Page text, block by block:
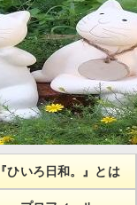
『ひいろ日和。』とは